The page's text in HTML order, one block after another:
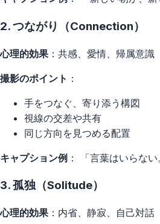
2. つながり（Connection）
心理的効果 ：共感、愛情、帰属意識
撮影のポイント ：
手をつなぐ、寄り添う構図
視線の交差や共有
同じ方向を見つめる配置
キャプション例 ： 「言葉はいらな
3. 孤独（Solitude）
心理的効果 ：内省、静寂、自己対話